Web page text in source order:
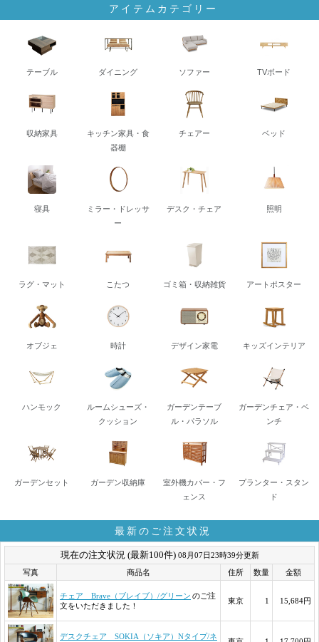
アイテムカテゴリー
テーブル ダイニング ソファー TVボード
収納家具
キッチン家具・食
器棚
チェアー ベッド
寝具
ミラー・ドレッサ
ー
デスク・チェア 照明
ラグ・マット こたつ ゴミ箱・収納雑貨 アートポスター
オブジェ 時計 デザイン家電 キッズインテリア
ハンモック
ルームシューズ・
クッション
ガーデンテーブ
ル・パラソル
ガーデンチェア・ベ
ンチ
ガーデンセット ガーデン収納庫
室外機カバー・フ
ェンス
プランター・スタン
ド
最新のご注文状況